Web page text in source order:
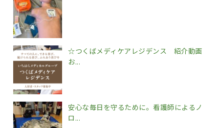
☆つくばメディケアレジデンス 紹介動画
お...
安心な毎日を守るために。看護師によるノ
ロ...